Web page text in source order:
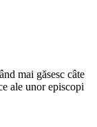
mai găsesc câte
ale unor episcopi